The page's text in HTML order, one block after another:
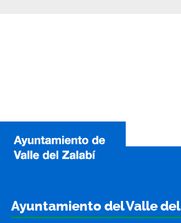
Ayuntamiento del Valle